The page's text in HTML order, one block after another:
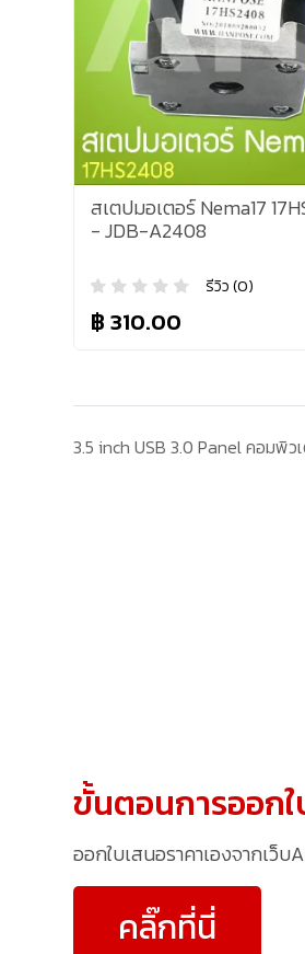
สเตปมอเตอร์ Nema17
- JDB-A2408
รีวิว (0)
฿ 310.00
3.5 inch USB 3.0 Panel คอมพิว
ขั้นตอนการออกใ
ออกใบเสนอราคาเองจากเว็บ
คลิ๊กที่นี่